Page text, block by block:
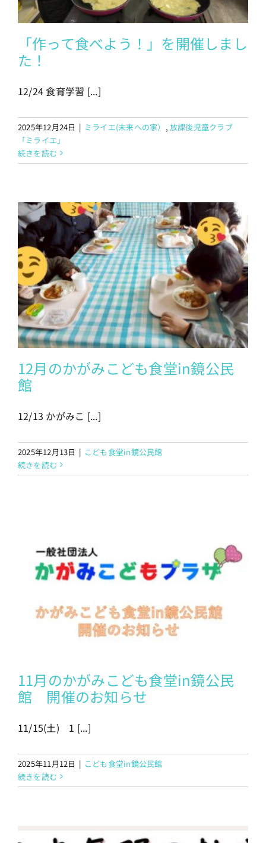
「作って食べよう！」を開催しまし
た！
12/24 食育学習 [...]
2025年12月24日 | ミライエ(未来への家） ,放課後児童クラブ
「ミライエ」
続きを読む
12月のかがみこども食堂in鏡公民
館
12/13 かがみこ [...]
2025年12月13日 | こども食堂in鏡公民館
続きを読む
11月のかがみこども食堂in鏡公民
館 開催のお知らせ
11/15(土) 1 [...]
2025年11月12日 | こども食堂in鏡公民館
続きを読む